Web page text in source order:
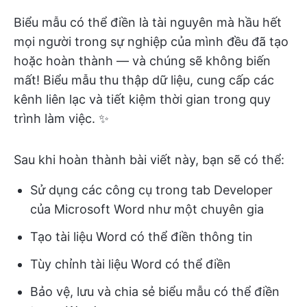
Biểu mẫu có thể điền là tài nguyên mà hầu hết
mọi người trong sự nghiệp của mình đều đã tạo
hoặc hoàn thành — và chúng sẽ không biến
mất! Biểu mẫu thu thập dữ liệu, cung cấp các
kênh liên lạc và tiết kiệm thời gian trong quy
trình làm việc. ✨
Sau khi hoàn thành bài viết này, bạn sẽ có thể:
Sử dụng các công cụ trong tab Developer
của Microsoft Word như một chuyên gia
Tạo tài liệu Word có thể điền thông tin
Tùy chỉnh tài liệu Word có thể điền
Bảo vệ, lưu và chia sẻ biểu mẫu có thể điền